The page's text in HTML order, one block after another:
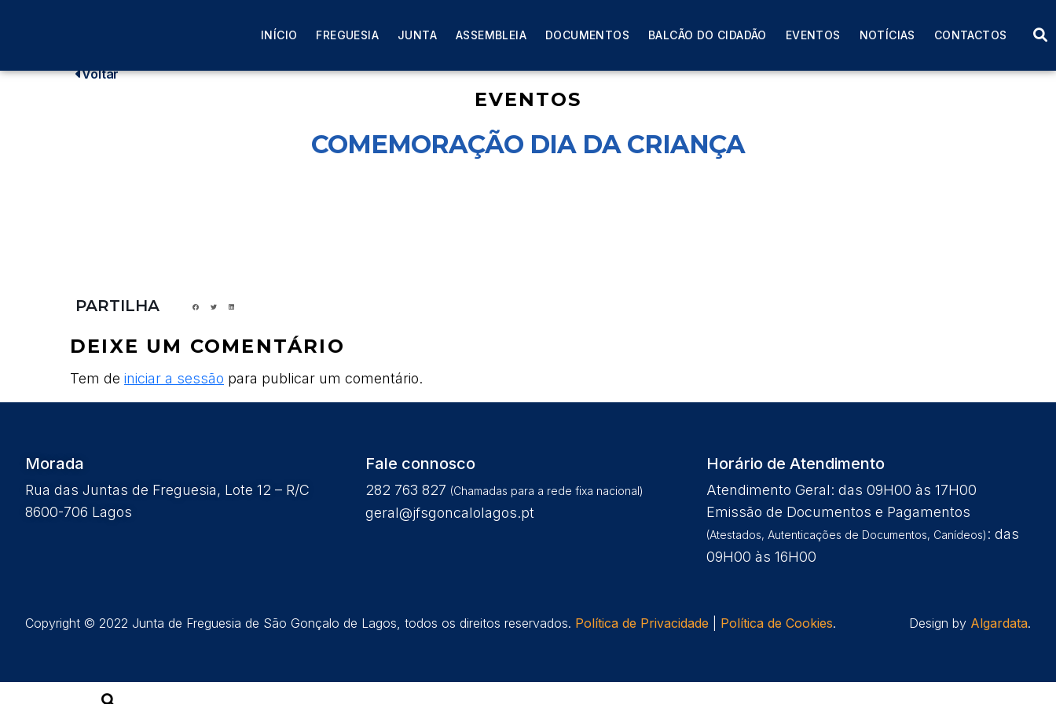
INÍCIO FREGUESIA JUNTA ASSEMBLEIA DOCUMENTOS BALCÃO DO CIDADÃO EVENTOS NOTÍCIAS CONTACTOS
Voltar
EVENTOS
COMEMORAÇÃO DIA DA CRIANÇA
PARTILHA
DEIXE UM COMENTÁRIO
Tem de iniciar a sessão para publicar um comentário.
Morada
Rua das Juntas de Freguesia, Lote 12 – R/C
8600-706 Lagos
Fale connosco
282 763 827 (Chamadas para a rede fixa nacional)
geral@jfsgoncalolagos.pt
Horário de Atendimento
Atendimento Geral: das 09H00 às 17H00
Emissão de Documentos e Pagamentos
(Atestados, Autenticações de Documentos, Canídeos) : das
09H00 às 16H00
Copyright © 2022 Junta de Freguesia de São Gonçalo de Lagos, todos os direitos reservados. Política de Privacidade Política de Cookies. Design by Algardata.